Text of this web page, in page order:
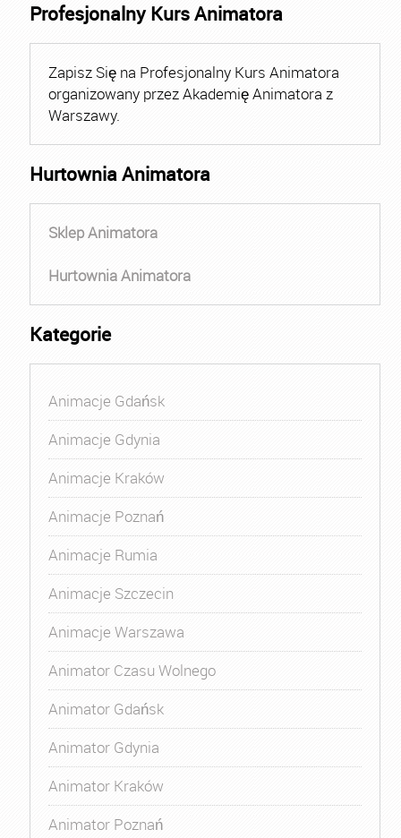
Profesjonalny Kurs Animatora
Zapisz Się na Profesjonalny Kurs Animatora
organizowany przez Akademię Animatora z
Warszawy.
Hurtownia Animatora
Sklep Animatora
Hurtownia Animatora
Kategorie
Animacje Gdańsk
Animacje Gdynia
Animacje Kraków
Animacje Poznań
Animacje Rumia
Animacje Szczecin
Animacje Warszawa
Animator Czasu Wolnego
Animator Gdańsk
Animator Gdynia
Animator Kraków
Animator Poznań